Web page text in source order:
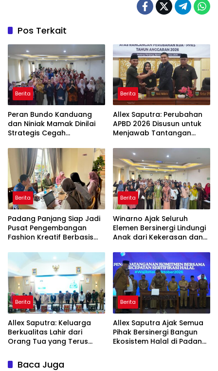
Pos Terkait
Berita
Peran Bundo Kanduang
dan Niniak Mamak Dinilai
Strategis Cegah
Berita
Allex Saputra: Perubahan
APBD 2026 Disusun untuk
Menjawab Tantangan
Berita
Padang Panjang Siap Jadi
Pusat Pengembangan
Fashion Kreatif Berbasis
Berita
Winarno Ajak Seluruh
Elemen Bersinergi Lindungi
Anak dari Kekerasan dan
Berita
Allex Saputra: Keluarga
Berkualitas Lahir dari
Orang Tua yang Terus
Berita
Allex Saputra Ajak Semua
Pihak Bersinergi Bangun
Ekosistem Halal di Padang
Baca Juga